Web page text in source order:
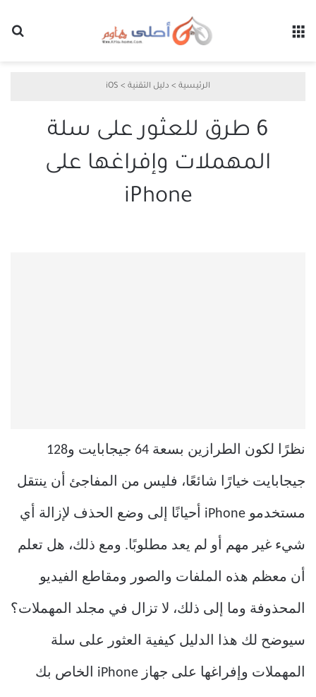
الرئيسية > دليل التقنية >
iOS
6 طرق للعثور على سلة
المهملات وإفراغها على
iPhone
نظرًا لكون الطرازين بسعة 64 جيجابايت و128
جيجابايت خيارًا شائعًا، فليس من المفاجئ أن ينتقل
مستخدمو iPhone أحيانًا إلى وضع الحذف لإزالة أي
شيء غير مهم أو لم يعد مطلوبًا. ومع ذلك، هل تعلم
أن معظم هذه الملفات والصور ومقاطع الفيديو
المحذوفة وما إلى ذلك، لا تزال في مجلد المهملات؟
سيوضح لك هذا الدليل كيفية العثور على سلة
المهملات وإفراغها على جهاز iPhone الخاص بك